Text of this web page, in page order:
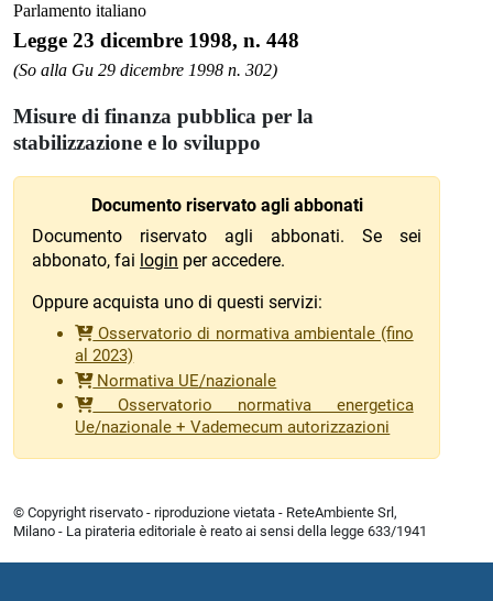
Parlamento italiano
Legge 23 dicembre 1998, n. 448
(So alla Gu 29 dicembre 1998 n. 302)
Misure di finanza pubblica per la
stabilizzazione e lo sviluppo
Documento riservato agli abbonati
Documento riservato agli abbonati. Se sei
abbonato, fai login per accedere.
Oppure acquista uno di questi servizi:
Osservatorio di normativa ambientale (fino
al 2023)
Normativa UE/nazionale
Osservatorio normativa energetica
Ue/nazionale + Vademecum autorizzazioni
© Copyright riservato - riproduzione vietata - ReteAmbiente Srl,
Milano - La pirateria editoriale è reato ai sensi della legge 633/1941